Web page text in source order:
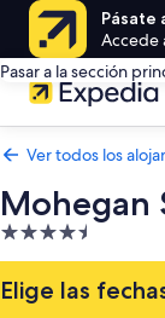
Pásate
Accede
Pasar a la sección
Ver todos los
Mohegan
Alojamiento
de
4.5 estrellas
Elige las